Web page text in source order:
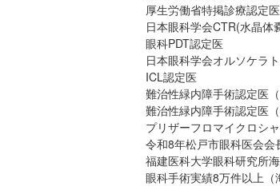
厚生労働省特掲診療認定
日本眼科学会CTR(水晶体
眼科PDT認定医
日本眼科学会オルソケラ
ICL認定医
難治性緑内障手術認定医
難治性緑内障手術認定医
プリザーフロマイクロシ
令和8年松戸市眼科医会会
福建医科大学眼科研究所
眼科手術実績8万件以上（